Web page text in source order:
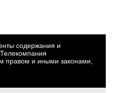
содержания и
правом и иными законами,